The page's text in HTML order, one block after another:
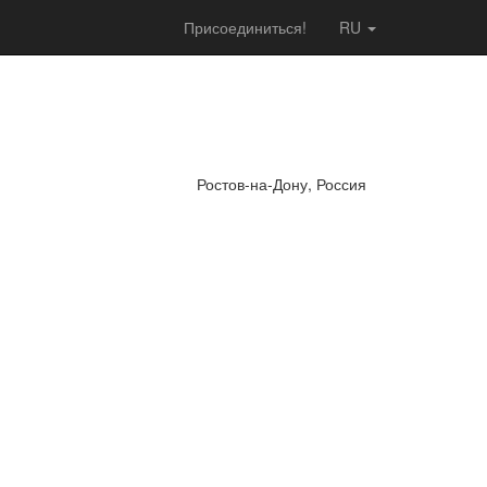
RU
Присоединиться!
Ростов-на-Дону, Россия